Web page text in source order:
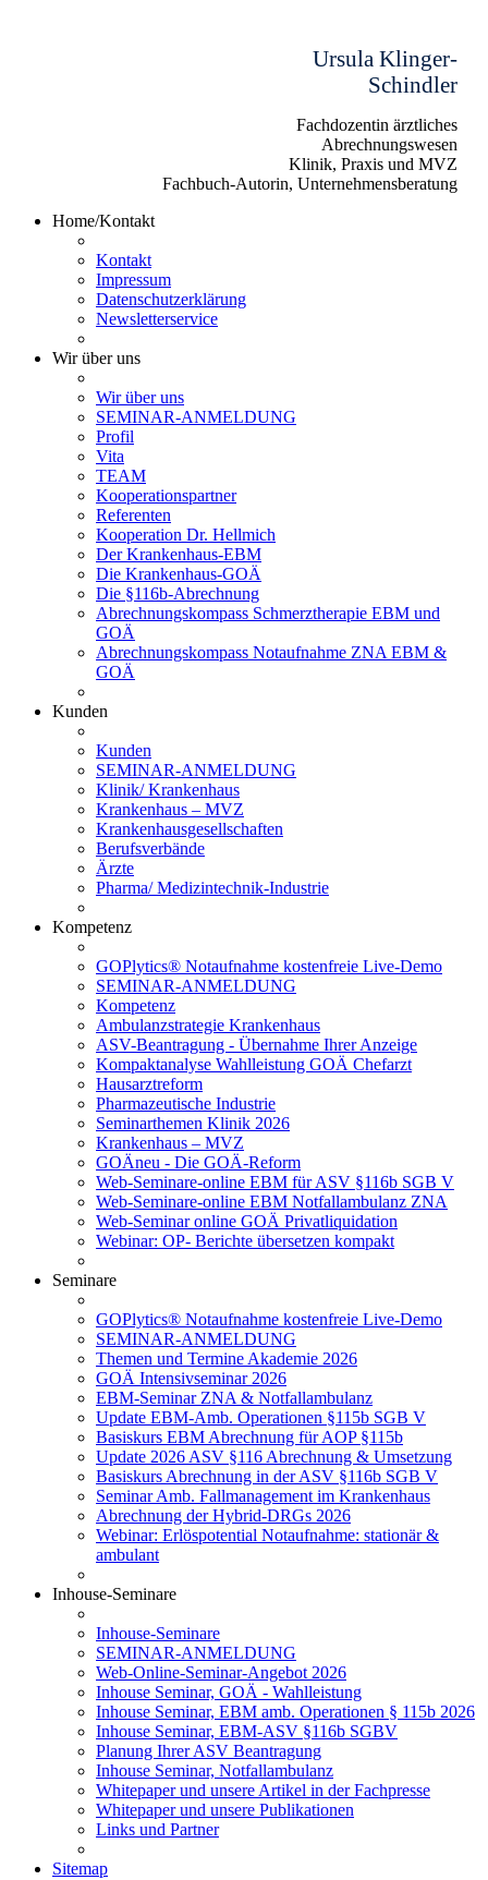
Ursula Klinger-
Schindler
Fachdozentin ärztliches
Abrechnungswesen
Klinik, Praxis und MVZ
Fachbuch-Autorin, Unternehmensberatung
Home/Kontakt
Kontakt
Impressum
Datenschutzerklärung
Newsletterservice
Wir über uns
Wir über uns
SEMINAR-ANMELDUNG
Profil
Vita
TEAM
Kooperationspartner
Referenten
Kooperation Dr. Hellmich
Der Krankenhaus-EBM
Die Krankenhaus-GOÄ
Die §116b-Abrechnung
Abrechnungskompass Schmerztherapie EBM und
GOÄ
Abrechnungskompass Notaufnahme ZNA EBM &
GOÄ
Kunden
Kunden
SEMINAR-ANMELDUNG
Klinik/ Krankenhaus
Krankenhaus – MVZ
Krankenhausgesellschaften
Berufsverbände
Ärzte
Pharma/ Medizintechnik-Industrie
Kompetenz
GOPlytics® Notaufnahme kostenfreie Live-Demo
SEMINAR-ANMELDUNG
Kompetenz
Ambulanzstrategie Krankenhaus
ASV-Beantragung - Übernahme Ihrer Anzeige
Kompaktanalyse Wahlleistung GOÄ Chefarzt
Hausarztreform
Pharmazeutische Industrie
Seminarthemen Klinik 2026
Krankenhaus – MVZ
GOÄneu - Die GOÄ-Reform
Web-Seminare-online EBM für ASV §116b SGB V
Web-Seminare-online EBM Notfallambulanz ZNA
Web-Seminar online GOÄ Privatliquidation
Webinar: OP- Berichte übersetzen kompakt
Seminare
GOPlytics® Notaufnahme kostenfreie Live-Demo
SEMINAR-ANMELDUNG
Themen und Termine Akademie 2026
GOÄ Intensivseminar 2026
EBM-Seminar ZNA & Notfallambulanz
Update EBM-Amb. Operationen §115b SGB V
Basiskurs EBM Abrechnung für AOP §115b
Update 2026 ASV §116 Abrechnung & Umsetzung
Basiskurs Abrechnung in der ASV §116b SGB V
Seminar Amb. Fallmanagement im Krankenhaus
Abrechnung der Hybrid-DRGs 2026
Webinar: Erlöspotential Notaufnahme: stationär &
ambulant
Inhouse-Seminare
Inhouse-Seminare
SEMINAR-ANMELDUNG
Web-Online-Seminar-Angebot 2026
Inhouse Seminar, GOÄ - Wahlleistung
Inhouse Seminar, EBM amb. Operationen § 115b 2026
Inhouse Seminar, EBM-ASV §116b SGBV
Planung Ihrer ASV Beantragung
Inhouse Seminar, Notfallambulanz
Whitepaper und unsere Artikel in der Fachpresse
Whitepaper und unsere Publikationen
Links und Partner
Sitemap